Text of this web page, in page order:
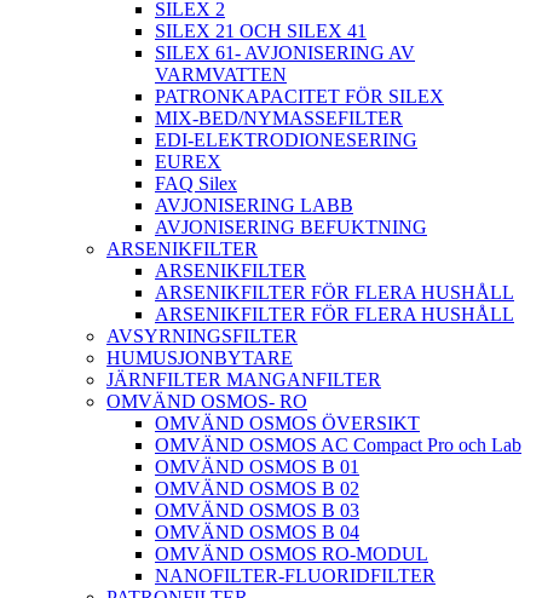
SILEX 2
SILEX 21 OCH SILEX 41
SILEX 61- AVJONISERING AV
VARMVATTEN
PATRONKAPACITET FÖR SILEX
MIX-BED/NYMASSEFILTER
EDI-ELEKTRODIONESERING
EUREX
FAQ Silex
AVJONISERING LABB
AVJONISERING BEFUKTNING
ARSENIKFILTER
ARSENIKFILTER
ARSENIKFILTER FÖR FLERA HUSHÅLL
ARSENIKFILTER FÖR FLERA HUSHÅLL
AVSYRNINGSFILTER
HUMUSJONBYTARE
JÄRNFILTER MANGANFILTER
OMVÄND OSMOS- RO
OMVÄND OSMOS ÖVERSIKT
OMVÄND OSMOS AC Compact Pro och Lab
OMVÄND OSMOS B 01
OMVÄND OSMOS B 02
OMVÄND OSMOS B 03
OMVÄND OSMOS B 04
OMVÄND OSMOS RO-MODUL
NANOFILTER-FLUORIDFILTER